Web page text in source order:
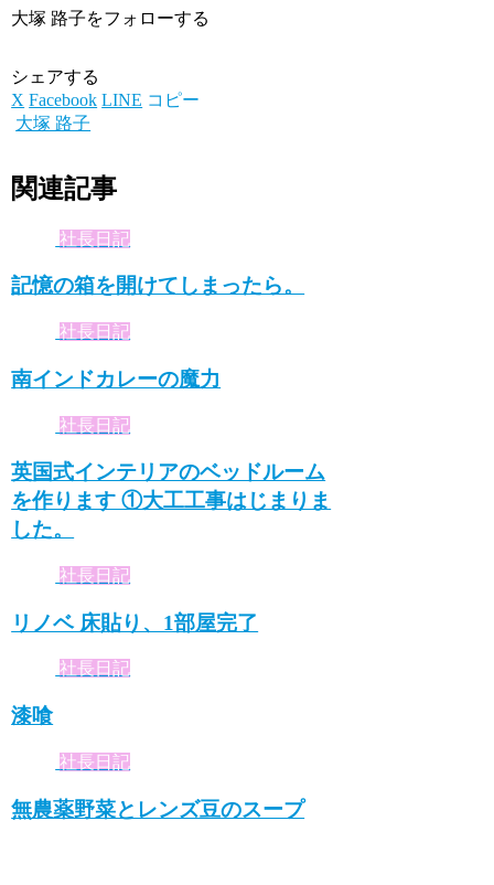
大塚 路子をフォローする
シェアする
X Facebook LINE コピー
大塚 路子
関連記事
社長日記
記憶の箱を開けてしまったら。
社長日記
南インドカレーの魔力
社長日記
英国式インテリアのベッドルーム
を作ります ①大工工事はじまりま
した。
社長日記
リノベ 床貼り、1部屋完了
社長日記
漆喰
社長日記
無農薬野菜とレンズ豆のスープ